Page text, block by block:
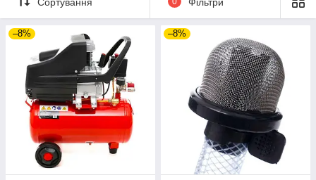
–8% –8%